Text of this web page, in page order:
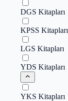
DGS Kitapları
KPSS Kitapları
LGS Kitapları
YDS Kitapları
YKS Kitapları